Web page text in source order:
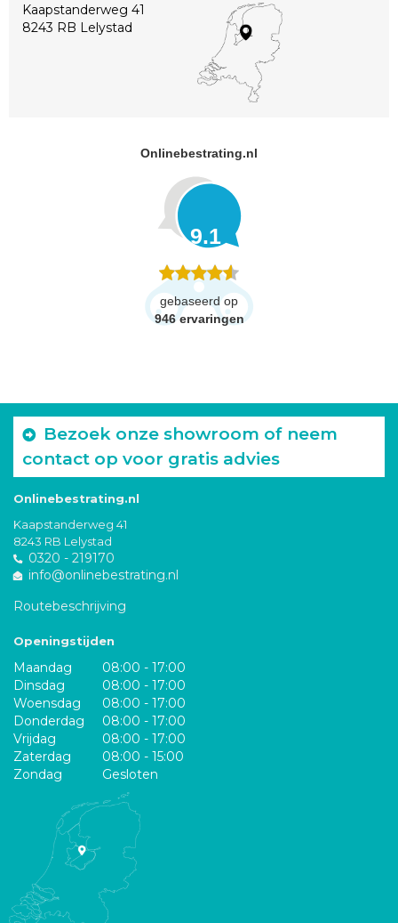
Kaapstanderweg 41
8243 RB Lelystad
Onlinebestrating.nl
9.1
gebaseerd op
946 ervaringen
Bezoek onze showroom of neem
contact op voor gratis advies
Onlinebestrating.nl
Kaapstanderweg 41
8243 RB Lelystad
0320 - 219170
info@onlinebestrating.nl
Routebeschrijving
Openingstijden
Maandag
08:00 - 17:00
Dinsdag
08:00 - 17:00
Woensdag
08:00 - 17:00
Donderdag
08:00 - 17:00
Vrijdag
08:00 - 17:00
Zaterdag
08:00 - 15:00
Zondag
Gesloten